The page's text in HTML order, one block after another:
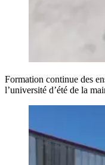
Formation continue des
l’université d’été de la